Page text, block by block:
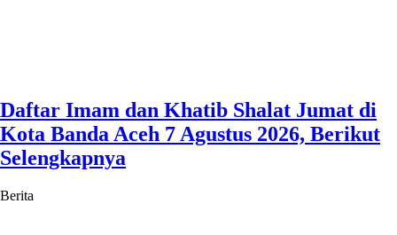
Daftar Imam dan Khatib Shalat Jumat di
Kota Banda Aceh 7 Agustus 2026, Berikut
Selengkapnya
Berita